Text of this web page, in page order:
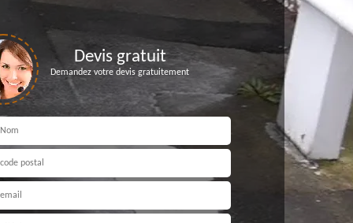
Devis gratuit
Demandez votre devis gratuitement